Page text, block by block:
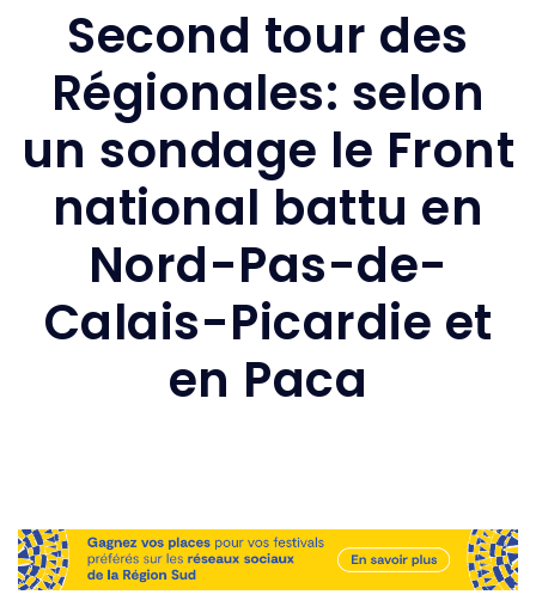
Second tour des
Régionales: selon
un sondage le Front
national battu en
Nord-Pas-de-
Calais-Picardie et
en Paca